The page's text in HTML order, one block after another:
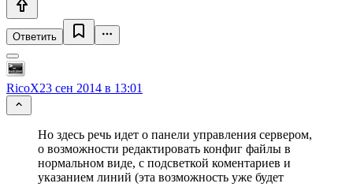
Ответить
RicoX23 сен 2014 в 13:01
Но здесь речь идет о панели управления сервером,
о возможности редактировать конфиг файлы в
нормальном виде, с подсветкой коментариев и
указанием линий (эта возможность уже будет